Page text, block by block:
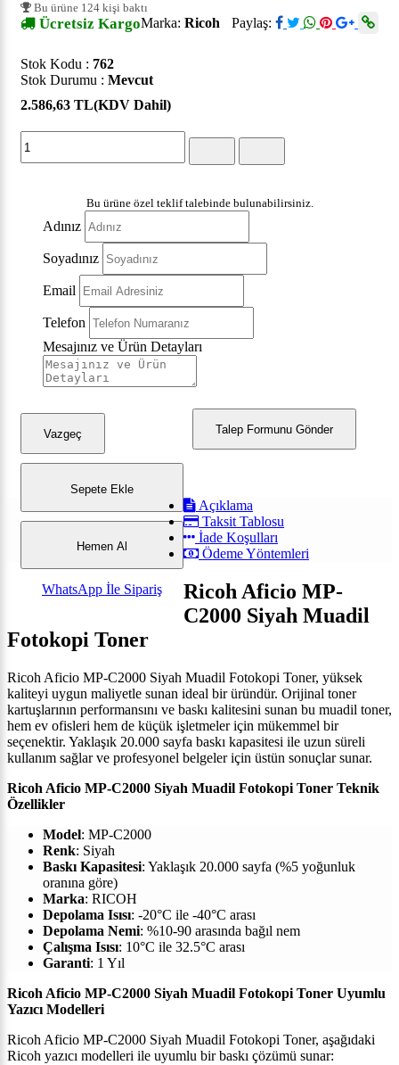
Bu ürüne 124 kişi baktı
Ücretsiz Kargo Paylaş:
Marka: Ricoh
Stok Kodu : 762
Stok Durumu : Mevcut
2.586,63 TL(KDV Dahil)
Bu ürüne özel teklif talebinde bulunabilirsiniz.
Adınız
Soyadınız
Email
Telefon
Mesajınız ve Ürün Detayları
Talep Formunu Gönder
Vazgeç
Sepete Ekle
Hemen Al
WhatsApp İle Sipariş
Açıklama
Taksit Tablosu
İade Koşulları
Ödeme Yöntemleri
Ricoh Aficio MP-
C2000 Siyah Muadil
Fotokopi Toner
Ricoh Aficio MP-C2000 Siyah Muadil Fotokopi Toner, yüksek
kaliteyi uygun maliyetle sunan ideal bir üründür. Orijinal toner
kartuşlarının performansını ve baskı kalitesini sunan bu muadil toner,
hem ev ofisleri hem de küçük işletmeler için mükemmel bir
seçenektir. Yaklaşık 20.000 sayfa baskı kapasitesi ile uzun süreli
kullanım sağlar ve profesyonel belgeler için üstün sonuçlar sunar.
Ricoh Aficio MP-C2000 Siyah Muadil Fotokopi Toner Teknik
Özellikler
Model: MP-C2000
Renk: Siyah
Baskı Kapasitesi: Yaklaşık 20.000 sayfa (%5 yoğunluk
oranına göre)
Marka: RICOH
Depolama Isısı: -20°C ile -40°C arası
Depolama Nemi: %10-90 arasında bağıl nem
Çalışma Isısı: 10°C ile 32.5°C arası
Garanti: 1 Yıl
Ricoh Aficio MP-C2000 Siyah Muadil Fotokopi Toner Uyumlu
Yazıcı Modelleri
Ricoh Aficio MP-C2000 Siyah Muadil Fotokopi Toner, aşağıdaki
Ricoh yazıcı modelleri ile uyumlu bir baskı çözümü sunar: